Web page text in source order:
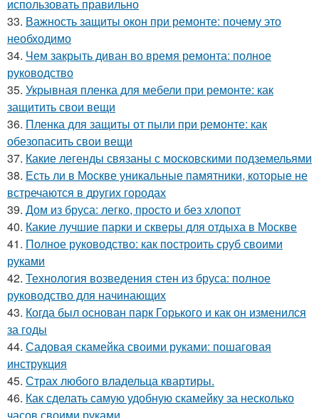
использовать правильно
33. Важность защиты окон при ремонте: почему это
необходимо
34. Чем закрыть диван во время ремонта: полное
руководство
35. Укрывная пленка для мебели при ремонте: как
защитить свои вещи
36. Пленка для защиты от пыли при ремонте: как
обезопасить свои вещи
37. Какие легенды связаны с московскими подземельями
38. Есть ли в Москве уникальные памятники, которые не
встречаются в других городах
39. Дом из бруса: легко, просто и без хлопот
40. Какие лучшие парки и скверы для отдыха в Москве
41. Полное руководство: как построить сруб своими
руками
42. Технология возведения стен из бруса: полное
руководство для начинающих
43. Когда был основан парк Горького и как он изменился
за годы
44. Садовая скамейка своими руками: пошаговая
инструкция
45. Страх любого владельца квартиры.
46. Как сделать самую удобную скамейку за несколько
часов своими руками